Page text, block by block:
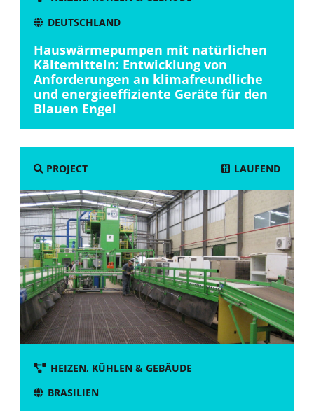
DEUTSCHLAND
Hauswärmepumpen mit natürlichen
Kältemitteln: Entwicklung von
Anforderungen an klimafreundliche
und energieeffiziente Geräte für den
Blauen Engel
PROJECT LAUFEND
HEIZEN, KÜHLEN & GEBÄUDE
BRASILIEN